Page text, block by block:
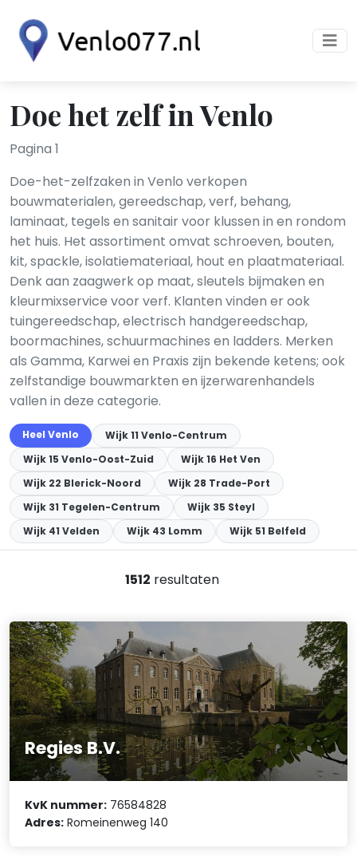
Doe het zelf in Venlo
Pagina 1
Doe-het-zelfzaken in Venlo verkopen
bouwmaterialen, gereedschap, verf, behang,
laminaat, tegels en sanitair voor klussen in en rondom
het huis. Het assortiment omvat schroeven, bouten,
kit, spackle, isolatiemateriaal, hout en plaatmateriaal.
Denk aan zaagwerk op maat, sleutels bijmaken en
kleurmixservice voor verf. Klanten vinden er ook
tuingereedschap, electrisch handgereedschap,
boormachines, schuurmachines en ladders. Merken
als Gamma, Karwei en Praxis zijn bekende ketens; ook
zelfstandige bouwmarkten en ijzerwarenhandels
vallen in deze categorie.
Heel Venlo
Wijk 11 Venlo-Centrum
Wijk 15 Venlo-Oost-Zuid
Wijk 16 Het Ven
Wijk 22 Blerick-Noord
Wijk 28 Trade-Port
Wijk 31 Tegelen-Centrum
Wijk 35 Steyl
Wijk 41 Velden
Wijk 43 Lomm Wijk 51 Belfeld
1512 resultaten
Regies B.V.
KvK nummer: 76584828
Adres: Romeinenweg 140